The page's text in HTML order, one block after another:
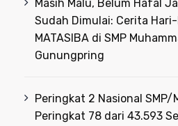
Masih Malu, Belum Hafal
Sudah Dimulai: Cerita
MATASIBA di SMP
Gunungpring
Peringkat 2 Nasional SMP/
Peringkat 78 dari 43.593